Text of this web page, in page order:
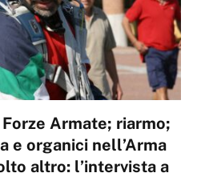
Armate; riarmo;
e organici nell’Arma
altro: l’intervista a